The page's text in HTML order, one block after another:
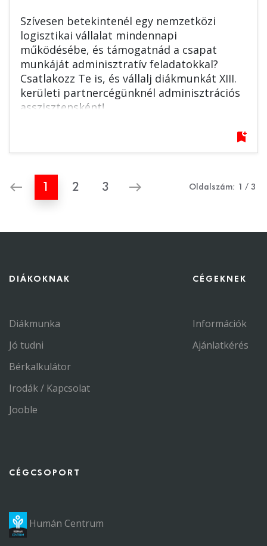
Szívesen betekintenél egy nemzetközi
logisztikai vállalat mindennapi
működésébe, és támogatnád a csapat
munkáját adminisztratív feladatokkal?
Csatlakozz Te is, és vállalj diákmunkát XIII.
kerületi partnercégünknél adminisztrációs
asszisztensként!
bookmark_add
west 1 2 3 east Oldalszám: 1 / 3
DIÁKOKNAK
Diákmunka
Jó tudni
Bérkalkulátor
Irodák / Kapcsolat
Jooble
CÉGEKNEK
Információk
Ajánlatkérés
CÉGCSOPORT
Humán Centrum